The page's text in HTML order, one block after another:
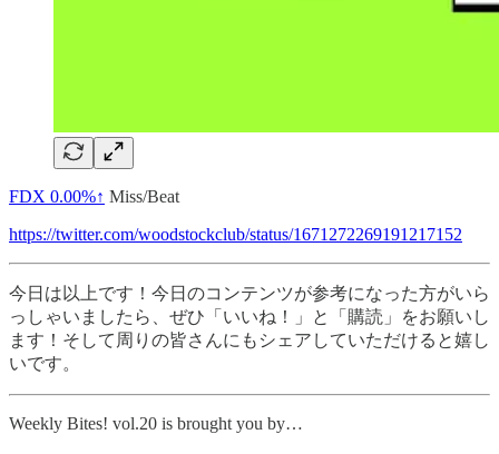
FDX 0.00%↑ Miss/Beat
https://twitter.com/woodstockclub/status/1671272269191217152
今日は以上です！今日のコンテンツが参考になった方がいら
っしゃいましたら、ぜひ「いいね！」と「購読」をお願いし
ます！そして周りの皆さんにもシェアしていただけると嬉し
いです。
Weekly Bites! vol.20 is brought you by…